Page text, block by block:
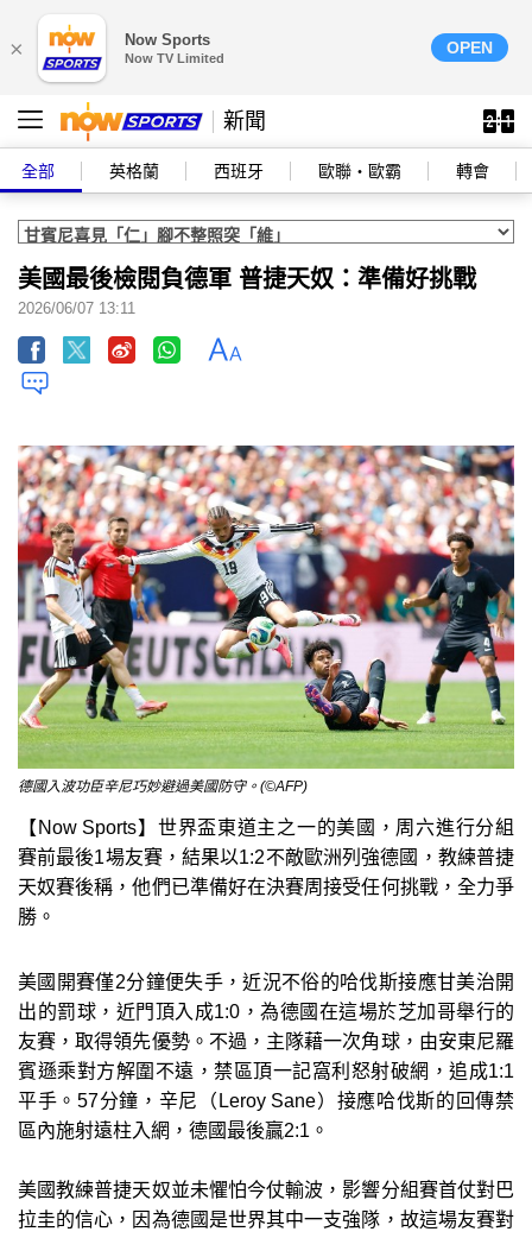
× Now Sports
Now TV Limited
OPEN
新聞
全部 英格蘭 西班牙 歐聯‧歐霸 轉會
美國最後檢閱負德軍 普捷天奴：準備好挑戰
2026/06/07 13:11
德國入波功臣辛尼巧妙避過美國防守。(©AFP)
【Now Sports】世界盃東道主之一的美國，周六進行分組
賽前最後1場友賽，結果以1:2不敵歐洲列強德國，教練普捷
天奴賽後稱，他們已準備好在決賽周接受任何挑戰，全力爭
勝。
美國開賽僅2分鐘便失手，近況不俗的哈伐斯接應甘美治開
出的罰球，近門頂入成1:0，為德國在這場於芝加哥舉行的
友賽，取得領先優勢。不過，主隊藉一次角球，由安東尼羅
賓遜乘對方解圍不遠，禁區頂一記窩利怒射破網，追成1:1
平手。57分鐘，辛尼（Leroy Sane）接應哈伐斯的回傳禁
區內施射遠柱入網，德國最後贏2:1。
美國教練普捷天奴並未懼怕今仗輸波，影響分組賽首仗對巴
拉圭的信心，因為德國是世界其中一支強隊，故這場友賽對